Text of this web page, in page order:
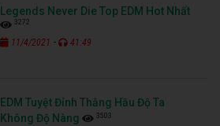
Legends Never Die Top EDM Hot Nhất
3272
11/4/2021 - 41:49
EDM Tuyệt Đỉnh Thằng Hầu Độ Ta
Không Độ Nàng
3503